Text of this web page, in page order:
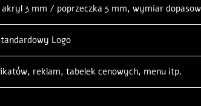
3 mm / poprzeczka 5 mm, wymiar
Logo
reklam, tabelek cenowych, menu itp.